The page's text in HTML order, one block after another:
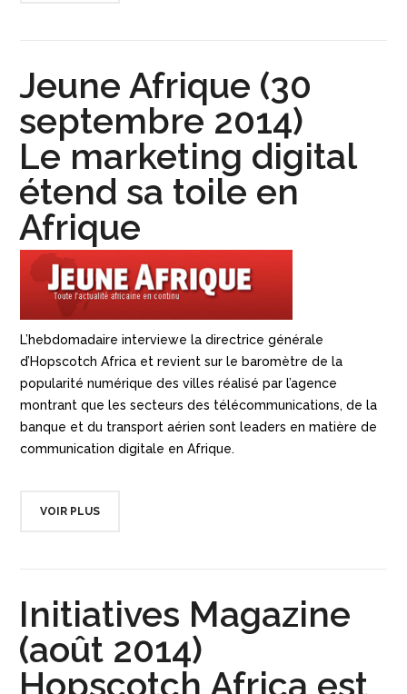
Jeune Afrique (30
septembre 2014)
Le marketing digital
étend sa toile en
Afrique
L’hebdomadaire interviewe la directrice générale
d’Hopscotch Africa et revient sur le baromètre de la
popularité numérique des villes réalisé par l’agence
montrant que les secteurs des télécommunications, de la
banque et du transport aérien sont leaders en matière de
communication digitale en Afrique.
VOIR PLUS
Initiatives Magazine
(août 2014)
Hopscotch Africa est